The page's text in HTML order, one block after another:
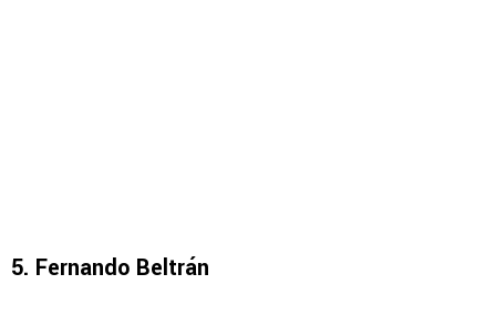
5. Fernando Beltrán